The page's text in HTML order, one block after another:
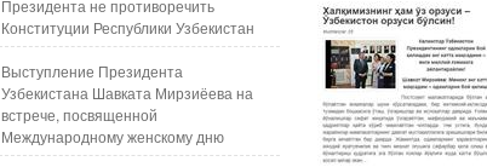
Президента не противоречить
Конституции Республики Узбекистан
Выступление Президента
Узбекистана Шавката Мирзиёева на
встрече, посвященной
Международному женскому дню